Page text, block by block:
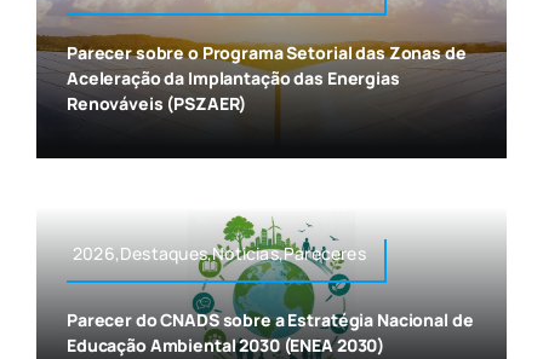
Parecer sobre o Programa Setorial das Zonas de
Aceleração da Implantação das Energias
Renováveis (PSZAER)
2026,Destaques,Noticias,Pareceres
Parecer do CNADS sobre a Estratégia Nacional de
Educação Ambiental 2030 (ENEA 2030)